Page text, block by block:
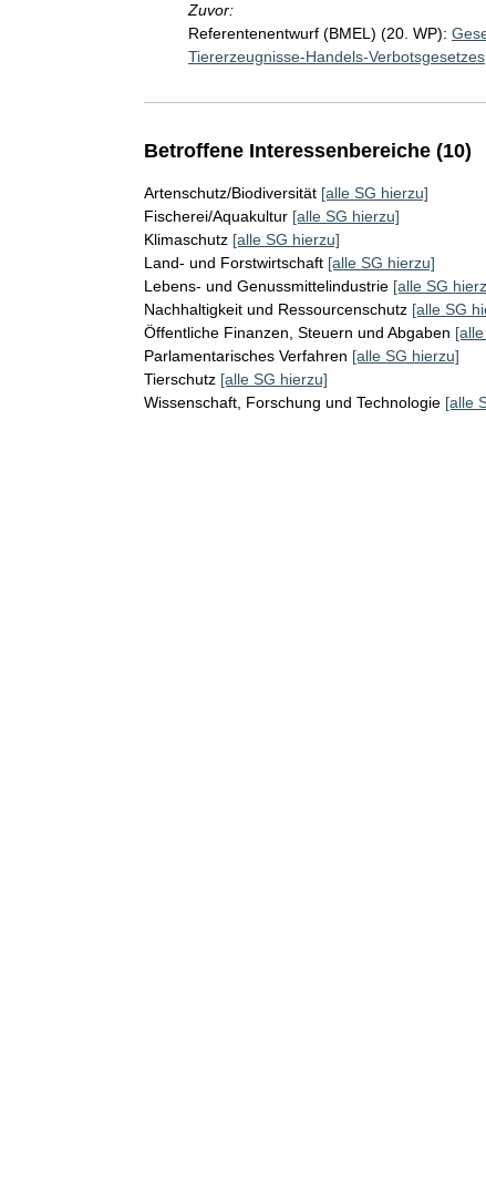
Zuvor:
Referentenentwurf (BMEL) (20. WP):
Tiererzeugnisse-Handels-Verbotsgesetzes
Betroffene Interessenbereiche (10)
Artenschutz/Biodiversität [alle SG hierzu]
Fischerei/Aquakultur [alle SG hierzu]
Klimaschutz [alle SG hierzu]
Land- und Forstwirtschaft [alle SG hierzu]
Lebens- und Genussmittelindustrie [alle SG
Nachhaltigkeit und Ressourcenschutz [alle SG
Öffentliche Finanzen, Steuern und Abgaben
Parlamentarisches Verfahren [alle SG hierzu]
Tierschutz [alle SG hierzu]
Wissenschaft, Forschung und Technologie [alle